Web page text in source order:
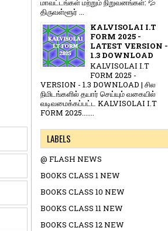
மாவட்டங்கள் மற்றும் நிறுவனங்கள்: 💦
திருவள்ளூர் ...
KALVISOLAI I.T
FORM 2025 -
LATEST VERSION -
1.3 DOWNLOAD
KALVISOLAI I.T
FORM 2025 -
VERSION - 1.3 DOWNLOAD | சில
நிமிடங்களில் தயார் செய்யும் வகையில்
வடிவமைக்கப்பட்ட KALVISOLAI I.T
FORM 2025.......
LABELS
@ FLASH NEWS
BOOKS CLASS 1 NEW
BOOKS CLASS 10 NEW
BOOKS CLASS 11 NEW
BOOKS CLASS 12 NEW